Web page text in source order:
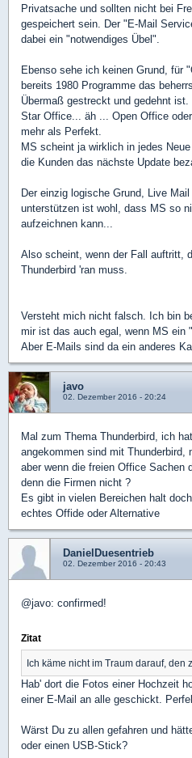
Privatsache und sollten nicht bei
gespeichert sein. Der "E-Mail
dabei ein "notwendiges Übel".
Ebenso sehe ich keinen Grund, für
bereits 1980 Programme das
Übermaß gestreckt und gedehnt ist.
Star Office... äh ... Open Office
mehr als Perfekt.
MS scheint ja wirklich in jedes
die Kunden das nächste Update
Der einzig logische Grund, Live
unterstützen ist wohl, dass MS so
aufzeichnen kann...
Also scheint, wenn der Fall auftritt,
Thunderbird 'ran muss.
Versteht mich nicht falsch. Ich bin
mir ist das auch egal, wenn MS ein
Aber E-Mails sind da ein anderes
javo
02. Dezember 2016 - 20:24
Mal zum Thema Thunderbird, ich
angekommen sind mit Thunderbird,
aber wenn die freien Office Sachen
denn die Firmen nicht ?
Es gibt in vielen Bereichen halt
echtes Offide oder Alternative
DanielDuesentrieb
02. Dezember 2016 - 20:43
@javo: confirmed!
Zitat
Ich käme nicht im Traum darauf, den
Hab' dort die Fotos einer Hochzeit
einer E-Mail an alle geschickt.
Wärst Du zu allen gefahren und
oder einen USB-Stick?